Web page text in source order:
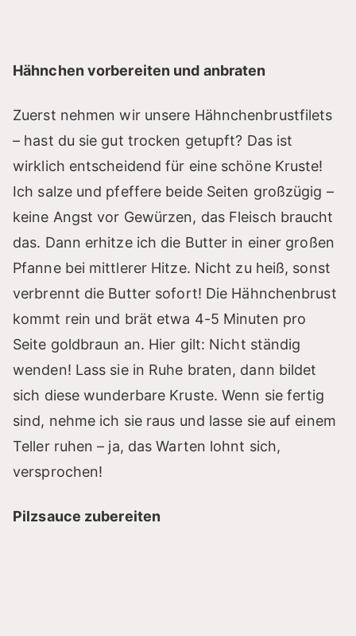
Hähnchen vorbereiten und anbraten
Zuerst nehmen wir unsere Hähnchenbrustfilets
– hast du sie gut trocken getupft? Das ist
wirklich entscheidend für eine schöne Kruste!
Ich salze und pfeffere beide Seiten großzügig –
keine Angst vor Gewürzen, das Fleisch braucht
das. Dann erhitze ich die Butter in einer großen
Pfanne bei mittlerer Hitze. Nicht zu heiß, sonst
verbrennt die Butter sofort! Die Hähnchenbrust
kommt rein und brät etwa 4-5 Minuten pro
Seite goldbraun an. Hier gilt: Nicht ständig
wenden! Lass sie in Ruhe braten, dann bildet
sich diese wunderbare Kruste. Wenn sie fertig
sind, nehme ich sie raus und lasse sie auf einem
Teller ruhen – ja, das Warten lohnt sich,
versprochen!
Pilzsauce zubereiten